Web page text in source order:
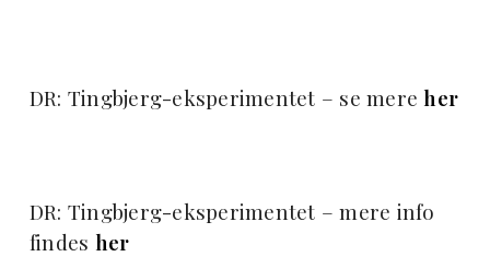
DR: Tingbjerg-eksperimentet – se mereher
DR: Tingbjerg-eksperimentet – mere info
findes her